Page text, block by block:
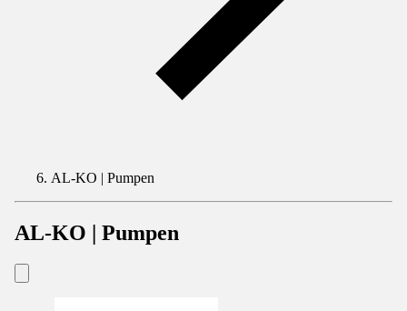
AL-KO | Pumpen
AL-KO | Pumpen